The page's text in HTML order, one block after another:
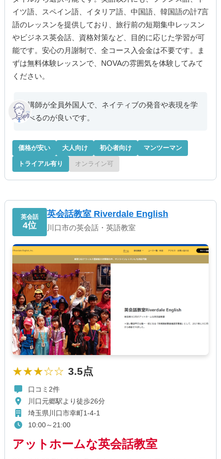
イツ語、スペイン語、イタリア語、中国語、韓国語の計7言
語のレッスンを提供しており、旅行前の短期集中レッスン
やビジネス英会話、資格対策など、目的に応じた学習が可
能です。安心の月謝制で、全コース入会金は不要です。ま
ずは無料体験レッスンで、NOVAの雰囲気を体験してみて
ください。
講師が全員外国人で、ネイティブの発音や表現を学
べるのが良いです。
価格が安い 大人向け 初心者向け マンツーマン
トライアル有り オンライン可
英会話
4位
英会話教室 Riverdale English
川口市の英会話・英語教室
★★★☆☆ 3.5点
口コミ2件
川口元郷駅より徒歩26分
埼玉県川口市幸町1-4-1
10:00～21:00
アットホームな英会話教室